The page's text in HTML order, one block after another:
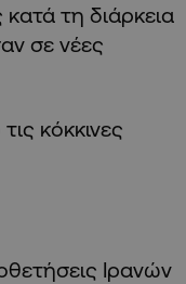
τη διάρκεια
σε νέες
κόκκινες
Ιρανών